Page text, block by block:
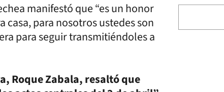
manifestó que “es un honor
para nosotros ustedes son
para seguir transmitiéndoles a
Roque Zabala, resaltó que